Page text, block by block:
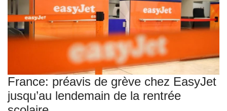
France: préavis de grève chez EasyJet
jusqu’au lendemain de la rentrée